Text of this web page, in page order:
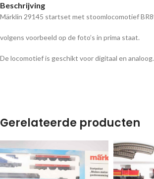
Beschrijving
Märklin 29145 startset met stoomlocomotief
volgens voorbeeld op de foto’s in prima staat.
De locomotief is geschikt voor digitaal en
Gerelateerde producten